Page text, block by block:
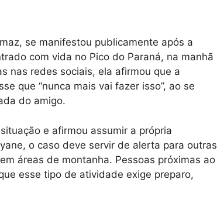
se manifestou publicamente após a
com vida no Pico do Paraná, na manhã
nas redes sociais, ela afirmou que a
que “nunca mais vai fazer isso”, ao se
do amigo.
e afirmou assumir a própria
o caso deve servir de alerta para outras
áreas de montanha. Pessoas próximas ao
esse tipo de atividade exige preparo,